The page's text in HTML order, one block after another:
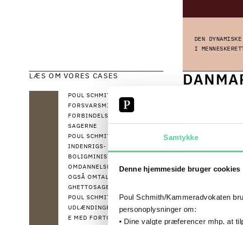
Samtykke
Denne hjemmeside bruger cookies
Poul Schmith/Kammeradvokaten
personoplysninger om:
• Dine valgte præferencer mhp. at
DEN
I
LÆS OM VORES CASES
POUL SCHMITH HAR BISTÅET
FORSVARSMINISTERIET I
FORBINDELSE MED IRAK-
SAGERNE
POUL SCHMITH BISTÅR
INDENRIGS- OG
BOLIGMINISTERIET I
OMDANNELSESSAGERNE,
OGSÅ OMTALT
GHETTOSAGERNE
POUL SCHMITH BISTÅR
UDLÆNDINGEMYNDIGHEDERN
E MED FORTOLKNINGEN AF